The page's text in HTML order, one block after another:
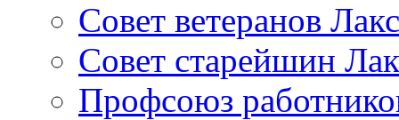
Совет ветеранов
Совет старейшин
Профсоюз